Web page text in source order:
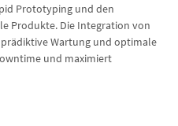
Prototyping und den
Produkte. Die Integration von
Wartung und optimale
und maximiert